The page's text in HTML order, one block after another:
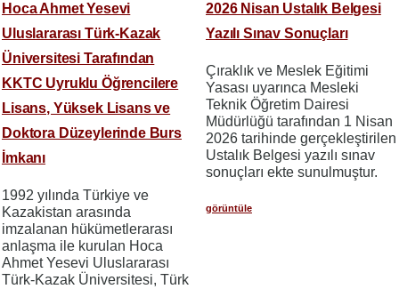
Hoca Ahmet Yesevi
Uluslararası Türk-Kazak
Üniversitesi Tarafından
KKTC Uyruklu Öğrencilere
Lisans, Yüksek Lisans ve
Doktora Düzeylerinde Burs
İmkanı
1992 yılında Türkiye ve
Kazakistan arasında
imzalanan hükümetlerarası
anlaşma ile kurulan Hoca
Ahmet Yesevi Uluslararası
Türk-Kazak Üniversitesi, Türk
2026 Nisan Ustalık Belgesi
Yazılı Sınav Sonuçları
Çıraklık ve Meslek Eğitimi
Yasası uyarınca Mesleki
Teknik Öğretim Dairesi
Müdürlüğü tarafından 1 Nisan
2026 tarihinde gerçekleştirilen
Ustalık Belgesi yazılı sınav
sonuçları ekte sunulmuştur.
görüntüle